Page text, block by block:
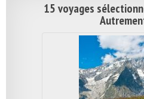
15 voyages